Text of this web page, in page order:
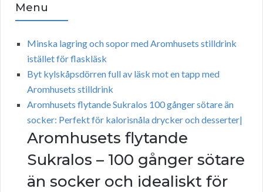
Menu
Minska lagring och sopor med Aromhusets stilldrink
istället för flaskläsk
Byt kylskåpsdörren full av läsk mot en tapp med
Aromhusets stilldrink
Aromhusets flytande Sukralos 100 gånger sötare än
socker: Perfekt för kalorisnåla drycker och desserter|
Aromhusets flytande
Sukralos – 100 gånger sötare
än socker och idealiskt för